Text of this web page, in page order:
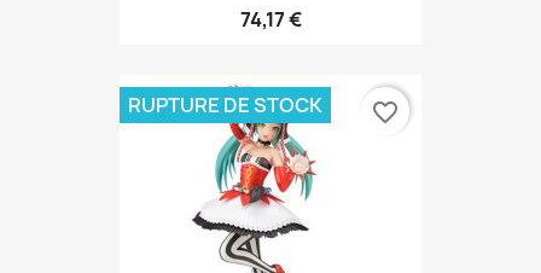
74,17 €
RUPTURE DE STOCK favorite_border